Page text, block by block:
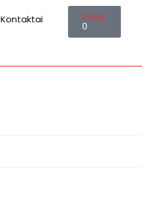
Kontaktai 0.00€
0